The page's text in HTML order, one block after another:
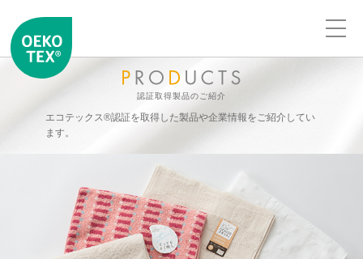
認証取得製品のご紹介
エコテックス®認証を取得した製品や企業情報をご紹介してい
ます。